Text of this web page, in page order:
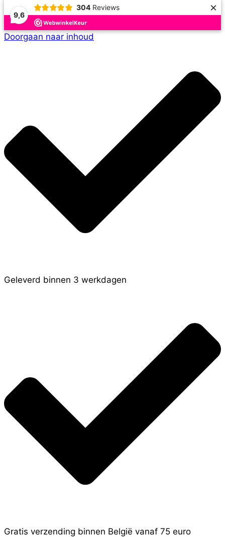
9,6
304 Reviews ×
Doorgaan naar inhoud
Geleverd binnen 3 werkdagen
Gratis verzending binnen België vanaf 75 euro